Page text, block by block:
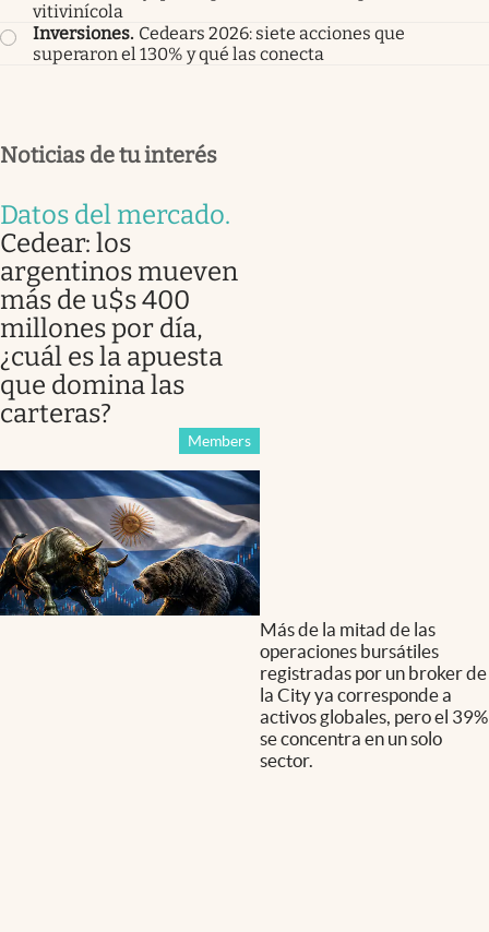
vitivinícola
Inversiones. Cedears 2026: siete acciones que
superaron el 130% y qué las conecta
Noticias de tu interés
Datos del mercado.
Cedear: los
argentinos mueven
más de u$s 400
millones por día,
¿cuál es la apuesta
que domina las
carteras?
Members
Más de la mitad de las
operaciones bursátiles
registradas por un broker de
la City ya corresponde a
activos globales, pero el 39%
se concentra en un solo
sector.